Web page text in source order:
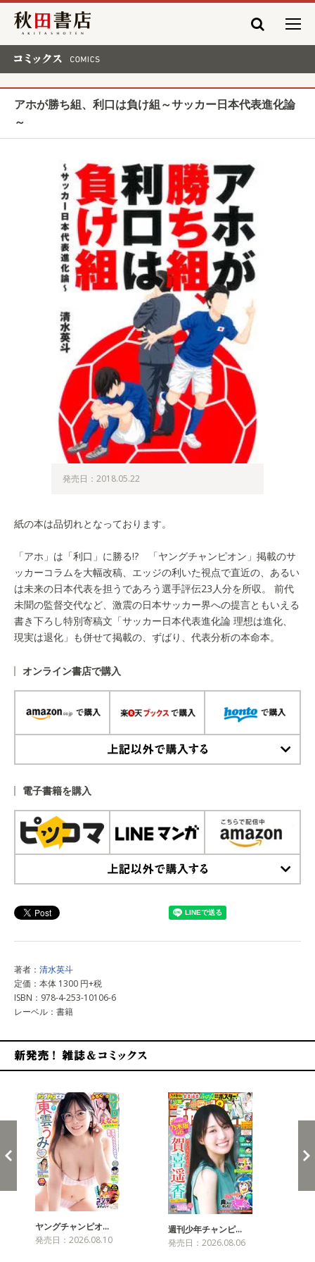
秋田書店
アホが勝ち組、利口は負け組～サッカー日本代表進化論
～
発売日：2018.05.22
紙の本は品切れとなっております。
「アホ」は「利口」に勝る!? 「ヤングチャンピオン」掲載のサ
ッカーコラムを大幅改稿、エッジの利いた視点で直近の、あるい
は未来の日本代表を担うであろう選手評伝23人分を所収。 前代
未聞の監督交代など、激震の日本サッカー界への提言ともいえる
書き下ろし特別寄稿文「サッカー日本代表進化論 理想は進化、
現実は退化」も併せて掲載の、ずばり、代表分析の本命本。
オンライン書店で購入
電子書籍を購入
著者： 清水英斗
定価：本体 1300 円+税
ISBN：978-4-253-10106-6
レーベル：書籍
ヤングチャンピオ…
発売日：2026.08.10
週刊少年チャンピ…
発売日：2026.08.06